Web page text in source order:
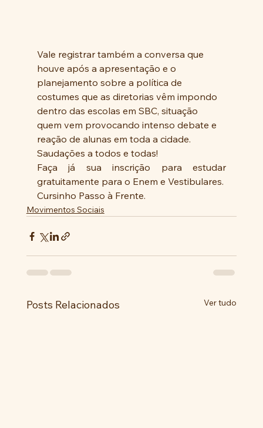
Vale registrar também a conversa que
houve após a apresentação e o
planejamento sobre a política de
costumes que as diretorias vêm impondo
dentro das escolas em SBC, situação
quem vem provocando intenso debate e
reação de alunas em toda a cidade.
Saudações a todos e todas!
Faça já sua inscrição para estudar
gratuitamente para o Enem e Vestibulares.
Cursinho Passo à Frente.
Movimentos Sociais
Posts Relacionados Ver tudo